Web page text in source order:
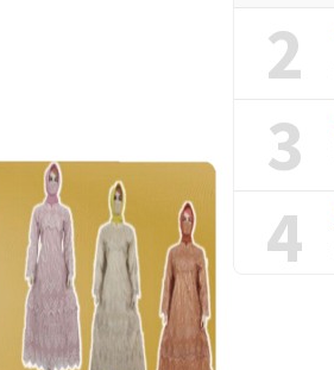
2
3
4